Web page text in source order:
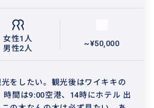
女性1人
男性2人
~¥50,000
をしたい。観光後はワイキキの
時間は9:00空港、14時にホテル 出